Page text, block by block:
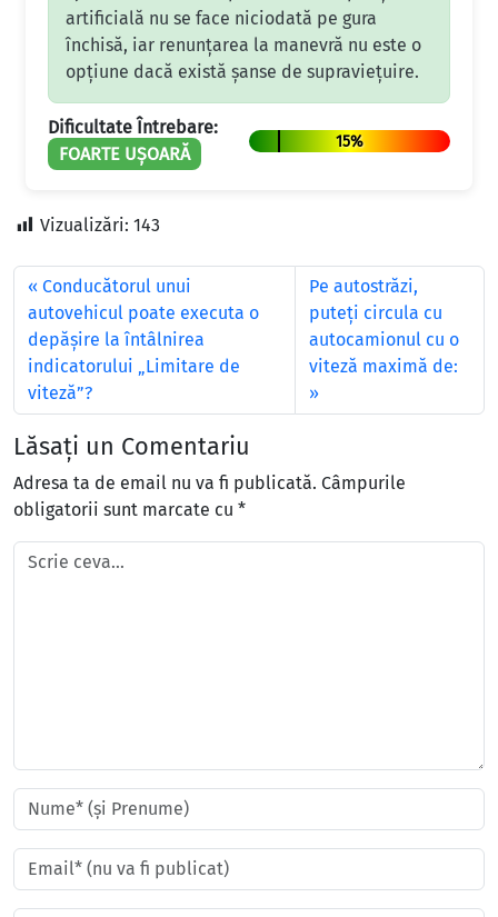
artificială nu se face niciodată pe gura
închisă, iar renunțarea la manevră nu este o
opțiune dacă există șanse de supraviețuire.
Dificultate Întrebare:
FOARTE UȘOARĂ
15%
Vizualizări: 143
Conducătorul unui
autovehicul poate executa o
depăşire la întâlnirea
indicatorului „Limitare de
viteză”?
Pe autostrăzi,
puteţi circula cu
autocamionul cu o
viteză maximă de:
Lăsați un Comentariu
Adresa ta de email nu va fi publicată. Câmpurile
obligatorii sunt marcate cu *